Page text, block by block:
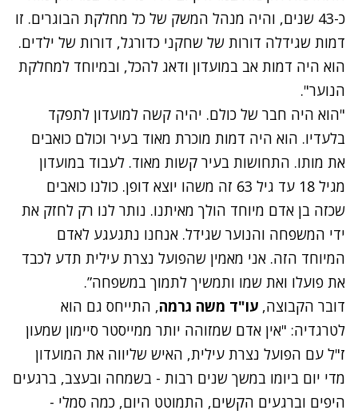
כ-43 שנים, והיה מנהל המשק של כל מחלקת הבוגרים. זו
דמות שגידלה דורות של שחקני כדורגל, דורות של ילדים.
הוא היה דמות אב במועדון ודאג להכל, ובמיוחד למחלקת
הנוער".
"הוא היה חבר של כולם. יהיה קשה למועדון לתפקד
בלעדיו. הוא היה דמות מוכרת מאוד בעיר וכולם כואבים
את מותו. התחושות בעיר קשות מאוד. לעבוד במועדון
מגיל 18 עד גיל 63 זה משהו יוצא דופן. כולנו כואבים
שכזה בן אדם מיוחד הולך מאיתנו. נותר לנו רק לחזק את
ידי המשפחה והנוער שגידל. אנחנו נתגעגע לאדם
המיוחד הזה. אני מאמין שהפועל נצרת עילית תדע לכבד
את פועלו ואת שמו ותמשיך לתמוך במשפחה”.
דובר הקבוצה, עו"ד משה גרמה, התייחס גם הוא
לטרגדיה: "אין אדם שמזוהה יותר ממייסטר סיימון שמעון
ז"ל עם הפועל נצרת עילית, האיש שליווה את המועדון
מדי יום ביומו במשך שנים רבות - בשמחה ובעצב, ברגעים
היפים וברגעים הקשים, התמוטט היום, כמה סמלי -